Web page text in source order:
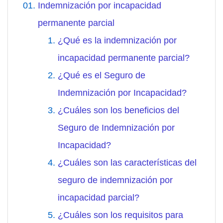
Indemnización por incapacidad
permanente parcial
¿Qué es la indemnización por
incapacidad permanente parcial?
¿Qué es el Seguro de
Indemnización por Incapacidad?
¿Cuáles son los beneficios del
Seguro de Indemnización por
Incapacidad?
¿Cuáles son las características del
seguro de indemnización por
incapacidad parcial?
¿Cuáles son los requisitos para